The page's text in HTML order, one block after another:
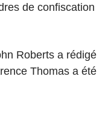
de confiscation
Roberts a rédigé
Thomas a été